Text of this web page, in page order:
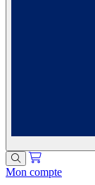
Mon compte